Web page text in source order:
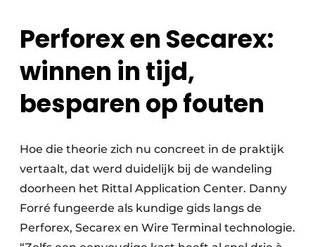
Perforex en Secarex:
winnen in tijd,
besparen op fouten
Hoe die theorie zich nu concreet in de praktijk
vertaalt, dat werd duidelijk bij de wandeling
doorheen het Rittal Application Center. Danny
Forré fungeerde als kundige gids langs de
Perforex, Secarex en Wire Terminal technologie.